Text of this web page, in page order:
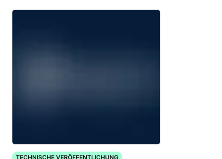
TECHNISCHE VERÖFFENTLICHUNG